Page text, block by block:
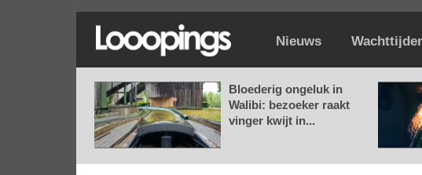
Nieuws
Bloederig ongeluk in
Walibi: bezoeker raakt
vinger kwijt in...